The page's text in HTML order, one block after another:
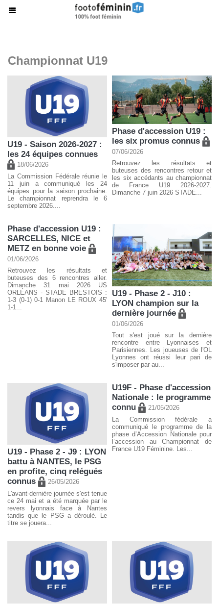
Championnat U19
U19 - Saison 2026-2027 :
les 24 équipes connues
18/06/2026
La Commission Fédérale réunie le
11 juin a communiqué les 24
équipes pour la saison prochaine.
Le championnat reprendra le 6
septembre 2026....
Phase d'accession U19 :
les six promus connus
07/06/2026
Retrouvez les résultats et
buteuses des rencontres retour et
les six accédants au championnat
de France U19 2026-2027.
Dimanche 7 juin 2026 STADE...
Phase d'accession U19 :
SARCELLES, NICE et
METZ en bonne voie
01/06/2026
Retrouvez les résultats et
buteuses des 6 rencontres aller.
Dimanche 31 mai 2026 US
ORLÉANS - STADE BRESTOIS :
1-3 (0-1) 0-1 Manon LE ROUX 45'
1-1...
U19 - Phase 2 - J10 :
LYON champion sur la
dernière journée
01/06/2026
Tout s'est joué sur la dernière
rencontre entre Lyonnaises et
Parisiennes. Les joueuses de l'OL
Lyonnes ont réussi leur pari de
s'imposer par au...
U19 - Phase 2 - J9 : LYON
battu à NANTES, le PSG
en profite, cinq relégués
connus
26/05/2026
L'avant-dernière journée s'est tenue
ce 24 mai et a été marquée par le
revers lyonnais face à Nantes
tandis que le PSG a déroulé. Le
titre se jouera...
U19F - Phase d'accession
Nationale : le programme
connu
21/05/2026
La Commission fédérale a
communiqué le programme de la
phase d’Accession Nationale pour
l’accession au Championnat de
France U19 Féminine. Les...